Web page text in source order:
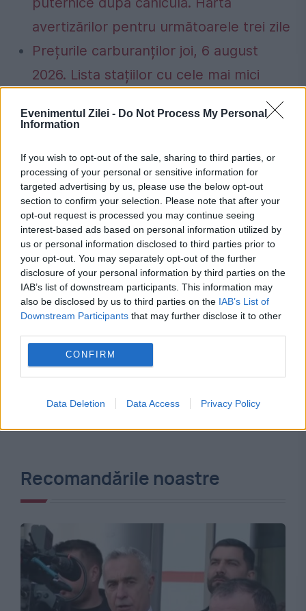
Evenimentul Zilei - Do Not Process My Personal
Information
If you wish to opt-out of the sale, sharing to third parties, or
processing of your personal or sensitive information for
targeted advertising by us, please use the below opt-out
section to confirm your selection. Please note that after your
opt-out request is processed you may continue seeing
interest-based ads based on personal information utilized by
us or personal information disclosed to third parties prior to
your opt-out. You may separately opt-out of the further
disclosure of your personal information by third parties on the
IAB’s list of downstream participants. This information may
also be disclosed by us to third parties on the IAB’s List of
Downstream Participants that may further disclose it to other
CONFIRM
Data Deletion Data Access Privacy Policy
avertizărilor pentru următoarele trei zile
Prețurile carburanților joi, 6 august
2026. Lista stațiilor cu cele mai mici
adriana stoicescu Călin Georgescu dosar
judecatoare
Recomandările noastre